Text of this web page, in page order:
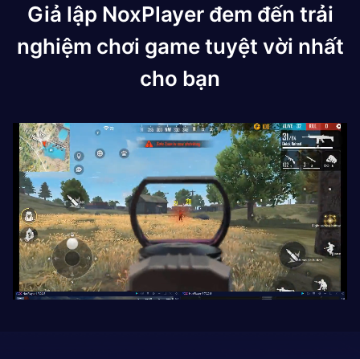
Giả lập NoxPlayer đem đến trải
nghiệm chơi game tuyệt vời nhất
cho bạn